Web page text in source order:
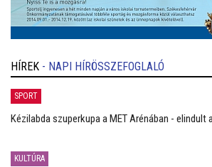
HÍREK - NAPI HÍRÖSSZEFOGLALÓ
SPORT
Kézilabda szuperkupa a MET Arénában - elindult
KULTÚRA